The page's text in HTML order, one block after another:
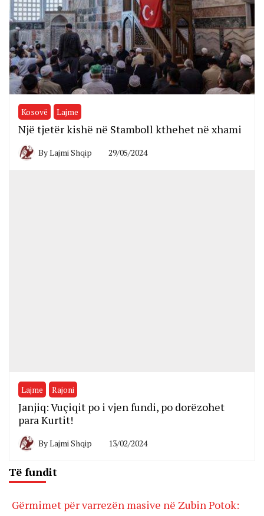
Kosovë Lajme
Një tjetër kishë në Stamboll kthehet në xhami
ByLajmi Shqip 29/05/2024
Lajme Rajoni
Janjiq: Vuçiqit po i vjen fundi, po dorëzohet
para Kurtit!
ByLajmi Shqip 13/02/2024
Të fundit
Gërmimet për varrezën masive në Zubin Potok: